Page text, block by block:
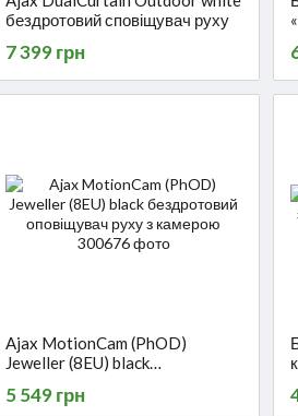
бездротовий сповіщувач руху
7 399 грн
Ajax MotionCam (PhOD)
Jeweller (8EU) black
камерою
5 549 грн